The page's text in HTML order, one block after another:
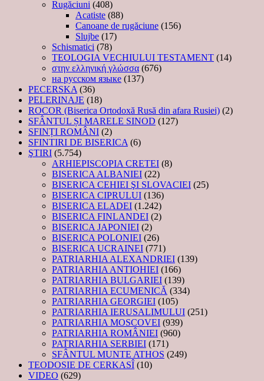
Rugăciuni (408)
Acatiste (88)
Canoane de rugăciune (156)
Slujbe (17)
Schismatici (78)
TEOLOGIA VECHIULUI TESTAMENT (14)
στην ελληνική γλώσσα (676)
на русском языке (137)
PECERSKA (36)
PELERINAJE (18)
ROCOR (Biserica Ortodoxă Rusă din afara Rusiei) (2)
SFÂNTUL ȘI MARELE SINOD (127)
SFINȚI ROMÂNI (2)
SFINTIRI DE BISERICA (6)
ŞTIRI (5.754)
ARHIEPISCOPIA CRETEI (8)
BISERICA ALBANIEI (22)
BISERICA CEHIEI ŞI SLOVACIEI (25)
BISERICA CIPRULUI (136)
BISERICA ELADEI (1.242)
BISERICA FINLANDEI (2)
BISERICA JAPONIEI (2)
BISERICA POLONIEI (26)
BISERICA UCRAINEI (771)
PATRIARHIA ALEXANDRIEI (139)
PATRIARHIA ANTIOHIEI (166)
PATRIARHIA BULGARIEI (139)
PATRIARHIA ECUMENICĂ (334)
PATRIARHIA GEORGIEI (105)
PATRIARHIA IERUSALIMULUI (251)
PATRIARHIA MOSCOVEI (939)
PATRIARHIA ROMÂNIEI (960)
PATRIARHIA SERBIEI (171)
SFÂNTUL MUNTE ATHOS (249)
TEODOSIE DE CERKASÎ (10)
VIDEO (629)